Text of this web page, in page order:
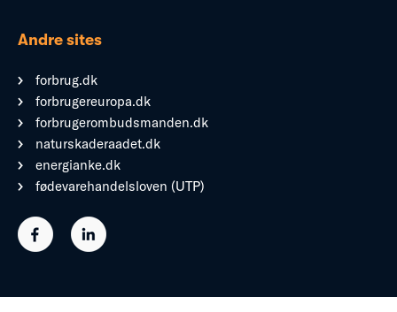
Andre sites
forbrug.dk
forbrugereuropa.dk
forbrugerombudsmanden.dk
naturskaderaadet.dk
energianke.dk
fødevarehandelsloven (UTP)